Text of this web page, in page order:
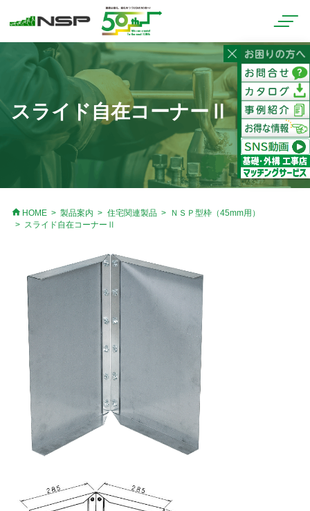
スライド自在コーナーⅡ
home HOME 製品案内 住宅関連製品
ＮＳＰ型枠（45mm用）
スライド自在コーナーⅡ